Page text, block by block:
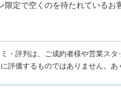
限定で空くのを待たれているお
・評判は、ご成約者様や営業スタ
評価するものではありません。あ